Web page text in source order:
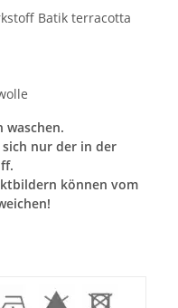
Batik terracotta
waschen.
nur der in der
können vom